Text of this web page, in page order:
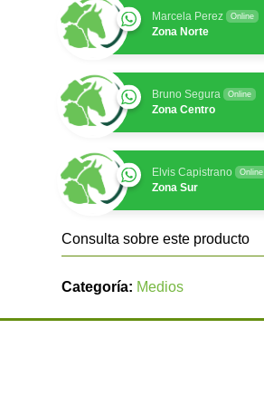
Marcela Perez Online
Zona Norte
Bruno Segura Online
Zona Centro
Elvis Capistrano Online
Zona Sur
Consulta sobre este producto
Categoría: Medios